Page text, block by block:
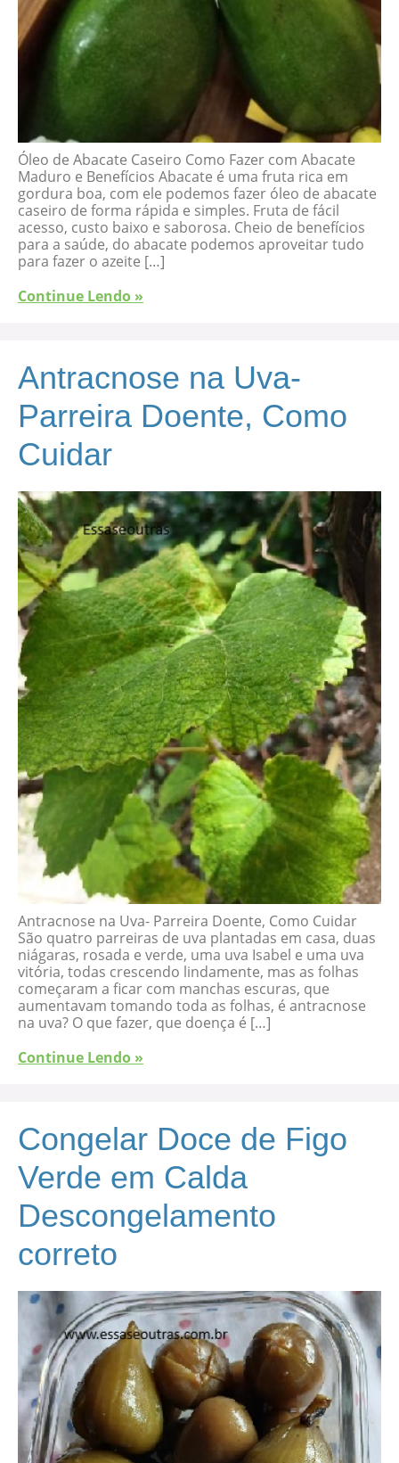
Óleo de Abacate Caseiro Como Fazer com Abacate
Maduro e Benefícios Abacate é uma fruta rica em
gordura boa, com ele podemos fazer óleo de abacate
caseiro de forma rápida e simples. Fruta de fácil
acesso, custo baixo e saborosa. Cheio de benefícios
para a saúde, do abacate podemos aproveitar tudo
para fazer o azeite […]
Continue Lendo »
Antracnose na Uva-
Parreira Doente, Como
Cuidar
Antracnose na Uva- Parreira Doente, Como Cuidar
São quatro parreiras de uva plantadas em casa, duas
niágaras, rosada e verde, uma uva Isabel e uma uva
vitória, todas crescendo lindamente, mas as folhas
começaram a ficar com manchas escuras, que
aumentavam tomando toda as folhas, é antracnose
na uva? O que fazer, que doença é […]
Continue Lendo »
Congelar Doce de Figo
Verde em Calda
Descongelamento
correto